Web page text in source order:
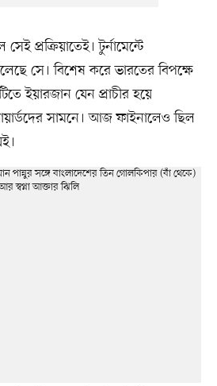
প্রক্রিয়াতেই। টুর্নামেন্টে
সে। বিশেষ করে ভারতের বিপক্ষে
ইয়ারজান যেন প্রাচীর হয়ে
সামনে। আজ ফাইনালেও ছিল